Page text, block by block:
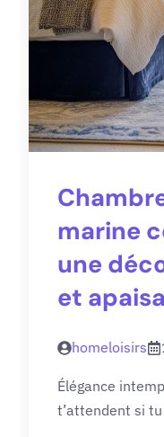
marine
une
et
homeloisirs
Élégance
t’attendent si